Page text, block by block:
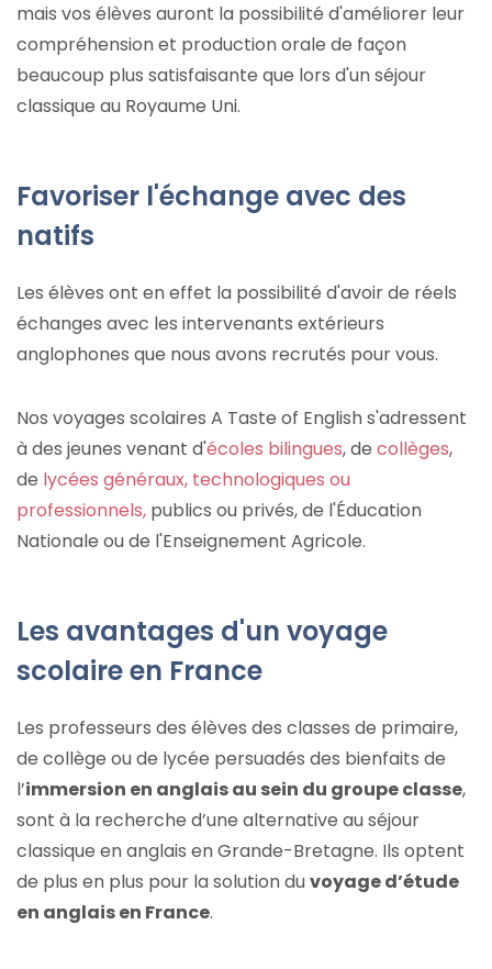
mais vos élèves auront la possibilité d'améliorer leur
compréhension et production orale de façon
beaucoup plus satisfaisante que lors d'un séjour
classique au Royaume Uni.
Favoriser l'échange avec des
natifs
Les élèves ont en effet la possibilité d'avoir de réels
échanges avec les intervenants extérieurs
anglophones que nous avons recrutés pour vous.
Nos voyages scolaires A Taste of English s'adressent
à des jeunes venant d'écoles bilingues, de collèges,
de lycées généraux, technologiques ou
professionnels, publics ou privés, de l'Éducation
Nationale ou de l'Enseignement Agricole.
Les avantages d'un voyage
scolaire en France
Les professeurs des élèves des classes de primaire,
de collège ou de lycée persuadés des bienfaits de
l’immersion en anglais au sein du groupe classe,
sont à la recherche d’une alternative au séjour
classique en anglais en Grande-Bretagne. Ils optent
de plus en plus pour la solution duvoyage d’étude
en anglais en France.